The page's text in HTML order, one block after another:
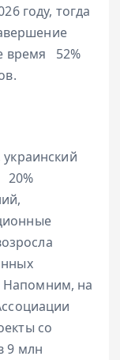
году, тогда
время
52%
20%
Напомним, на
со
9 млн